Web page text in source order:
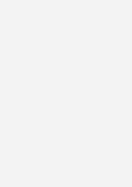
läuft es
als der des
5,6 Prozent. Die
ist süffig, meint der
tätig,
ist er im
in Thüringen.
Lieske, wo er unter
Zu seinem Job